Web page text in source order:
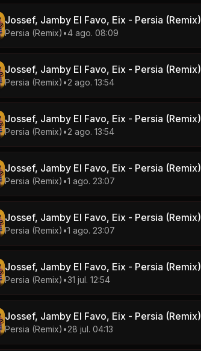
Jossef, Jamby El Favo, Eix - Persia (Remix)
Persia (Remix) •4 ago. 08:09
Jossef, Jamby El Favo, Eix - Persia (Remix)
Persia (Remix) •2 ago. 13:54
Jossef, Jamby El Favo, Eix - Persia (Remix)
Persia (Remix) •2 ago. 13:54
Jossef, Jamby El Favo, Eix - Persia (Remix)
Persia (Remix) •1 ago. 23:07
Jossef, Jamby El Favo, Eix - Persia (Remix)
Persia (Remix) •1 ago. 23:07
Jossef, Jamby El Favo, Eix - Persia (Remix)
Persia (Remix) •31 jul. 12:54
Jossef, Jamby El Favo, Eix - Persia (Remix)
Persia (Remix) •28 jul. 04:13